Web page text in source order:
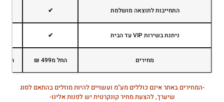
התחייבות לתוצאה מושלמת ✔
ניתנת בשירות VIP עד הבית ✔
מחירים החל מ499 ₪ החל
-המחירים באתר אינם כוללים מע"מ ועשויים להיות מוזלים בהתאם לסוג
שיערך, להצעת מחיר קונקרטית יש לפנות אלינו-